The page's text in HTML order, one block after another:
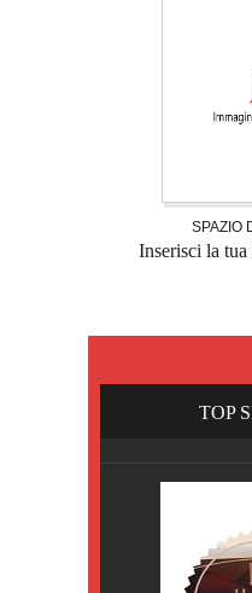
SPAZIO
Inserisci la
TOP